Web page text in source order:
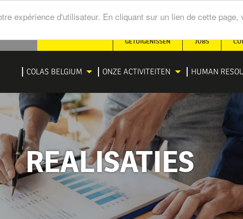
expérience d'utilisateur. En cliquant sur un lien de cette page,
COLAS BELGIUM ONZE ACTIVITEITEN HUMAN
SECONDARY
NAVIGATION
GETUIGENISSEN JOBS
REALISATIES